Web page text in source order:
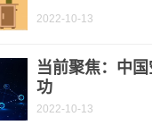
2022-10-13
当前聚焦：中
功
2022-10-13